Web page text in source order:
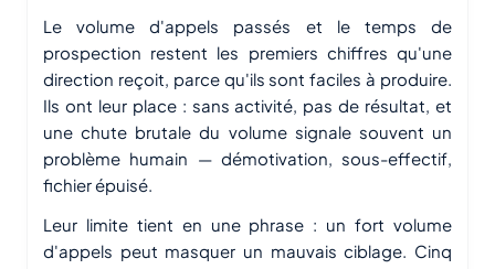
Le volume d'appels passés et le temps de
prospection restent les premiers chiffres qu'une
direction reçoit, parce qu'ils sont faciles à produire.
Ils ont leur place : sans activité, pas de résultat, et
une chute brutale du volume signale souvent un
problème humain — démotivation, sous-effectif,
fichier épuisé.
Leur limite tient en une phrase : un fort volume
d'appels peut masquer un mauvais ciblage. Cinq